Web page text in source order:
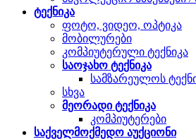
ტექნიკა
ფოტო, ვიდეო, ოპტიკა
მობილურები
კომპიუტერული ტექნიკა
საოჯახო ტექნიკა
სამზარეულოს
სხვა
მეორადი ტექნიკა
კომპიუტერები
საქველმოქმედო აუქციონი